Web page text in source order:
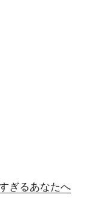
ぎるあなたへ